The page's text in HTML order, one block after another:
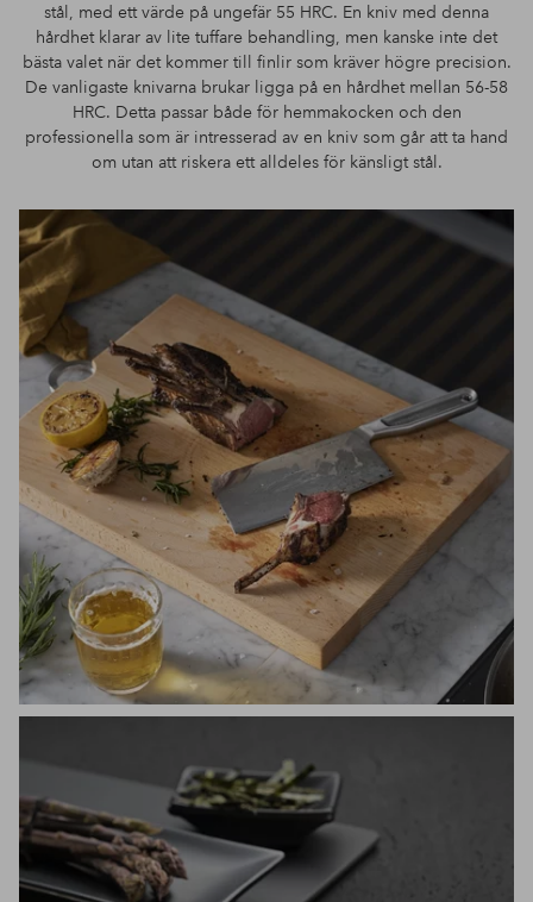
stål, med ett värde på ungefär 55 HRC. En kniv med denna
hårdhet klarar av lite tuffare behandling, men kanske inte det
bästa valet när det kommer till finlir som kräver högre precision.
De vanligaste knivarna brukar ligga på en hårdhet mellan 56-58
HRC. Detta passar både för hemmakocken och den
professionella som är intresserad av en kniv som går att ta hand
om utan att riskera ett alldeles för känsligt stål.